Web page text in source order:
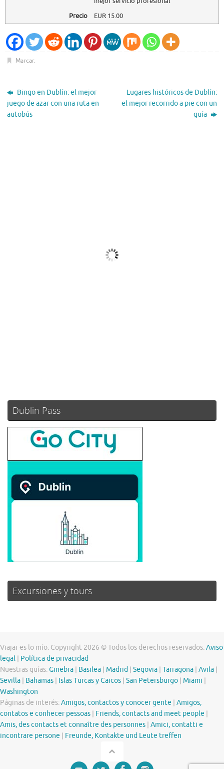
Precio
EUR15.00
Marcar.
Bingo en Dublín: el mejor
juego de azar con una ruta en
autobús
Lugares históricos de Dublín:
el mejor recorrido a pie con un
guía
Lluvia Ligera
Dublin Pass
Excursiones y tours
Viajar es lo mío. Copyright 2026 © Todos los derechos reservados.Aviso
legal
Política de privacidad
Nuestras guías:Ginebra Basilea Madrid Segovia Tarragona Avila
Sevilla
Bahamas Islas Turcas y Caicos San Petersburgo Miami
Washington
Páginas de interés:Amigos, contactos y conocer gente
Amigos,
contatos e conhecer pessoas
Friends, contacts and meet people
Amis, des contacts et connaître des personnes Amici, contatti e
incontrare persone
Freunde, Kontakte und Leute treffen